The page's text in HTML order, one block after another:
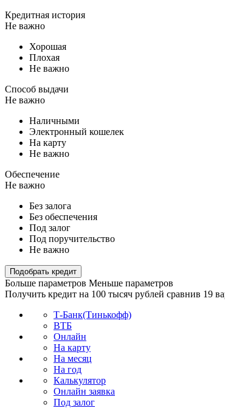
Кредитная история
Не важно
Хорошая
Плохая
Не важно
Способ выдачи
Не важно
Наличными
Электронный кошелек
На карту
Не важно
Обеспечение
Не важно
Без залога
Без обеспечения
Под залог
Под поручительство
Не важно
Подобрать кредит
Больше параметров Меньше параметров
Получить кредит на 100 тысяч рублей сравнив 19
Т-Банк(Тинькофф)
ВТБ
Онлайн
На карту
На месяц
На год
Калькулятор
Онлайн заявка
Под залог